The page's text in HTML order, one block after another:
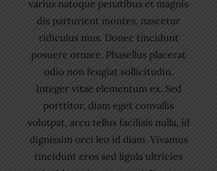
varius natoque penatibus et magnis
dis parturient montes, nascetur
ridiculus mus. Donec tincidunt
posuere ornare. Phasellus placerat
odio non feugiat sollicitudin.
Integer vitae elementum ex. Sed
porttitor, diam eget convallis
volutpat, arcu tellus facilisis nulla, id
dignissim orci leo id diam. Vivamus
tincidunt eros sed ligula ultricies